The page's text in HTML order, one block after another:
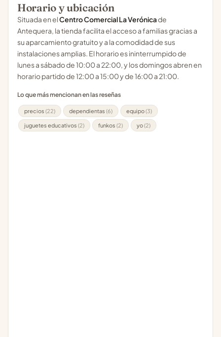
Horario y ubicación
Situada en elCentro Comercial La Verónicade
Antequera, la tienda facilita el acceso a familias gracias a
su aparcamiento gratuito y a la comodidad de sus
instalaciones amplias. El horario es ininterrumpido de
lunes a sábado de 10:00 a 22:00, y los domingos abren en
horario partido de 12:00 a 15:00 y de 16:00 a 21:00.
Lo que más mencionan en las reseñas
precios (22) dependientas (6) equipo(3)
juguetes educativos (2) funkos (2) yo(2)